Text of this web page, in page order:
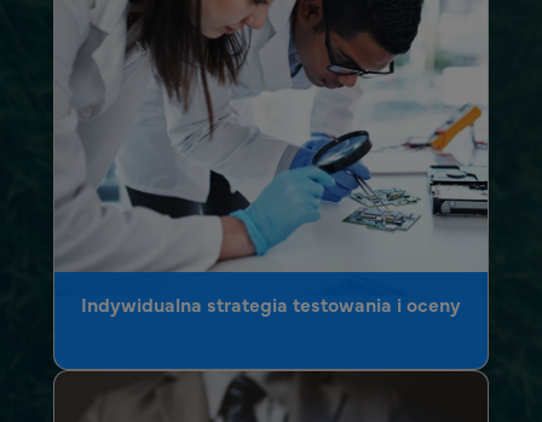
Indywidualna strategia testowania i oceny